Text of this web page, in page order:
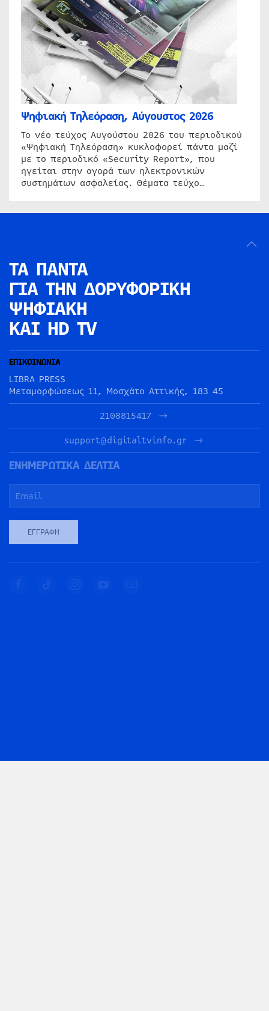
Ψηφιακή Τηλεόραση, Αύγουστος 2026
Το νέο τεύχος Αυγούστου 2026 του περιοδικού
«Ψηφιακή Τηλεόραση» κυκλοφορεί πάντα μαζί
με το περιοδικό «Security Report», που
ηγείται στην αγορά των ηλεκτρονικών
συστημάτων ασφαλείας. Θέματα τεύχο…
ΤΑ ΠΑΝΤΑ
ΓΙΑ ΤΗΝ ΔΟΡΥΦΟΡΙΚΗ
ΨΗΦΙΑΚΗ
ΚΑΙ HD TV
ΕΠΙΚΟΙΝΩΝΙΑ
LIBRA PRESS
Μεταμορφώσεως 11, Μοσχάτο Αττικής, 183 45
2108815417
support@digitaltvinfo.gr
ΕΝΗΜΕΡΩΤΙΚΑ ΔΕΛΤΙΑ
ΕΓΓΡΑΦΉ